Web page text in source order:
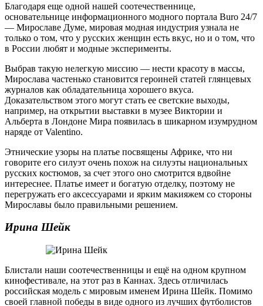
Благодаря еще одной нашей соотечественнице,
основательнице информационного модного портала Buro 24/7
— Мирославе Думе, мировая модная индустрия узнала не
только о том, что у русских женщин есть вкус, но и о том, что
в России любят и модные эксперименты.
Выбрав такую нелегкую миссию — нести красоту в массы,
Мирослава частенько становится героиней статей глянцевых
журналов как обладательница хорошего вкуса.
Доказательством этого могут стать ее светские выходы,
например, на открытии выставки в музее Виктории и
Альберта в Лондоне Мира появилась в шикарном изумрудном
наряде от Valentino.
Этнические узоры на платье посвящены Африке, что ни
говорите его силуэт очень похож на силуэты национальных
русских костюмов, за счет этого оно смотрится вдвойне
интереснее. Платье имеет и богатую отделку, поэтому не
перегружать его аксессуарами и ярким макияжем со стороны
Мирославы было правильными решением.
Ирина Шейк
Блистали наши соотечественницы и ещё на одном крупном
кинофестивале, на этот раз в Каннах. Здесь отличилась
российская модель с мировым именем Ирина Шейк. Помимо
своей главной победы в виде одного из лучших футболистов